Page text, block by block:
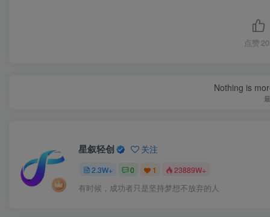
点赞
Nothing is
星叙轻创 关注
2.3W+ 0 1 23889W+
有时候，成功者只是坚持梦想不放弃的人